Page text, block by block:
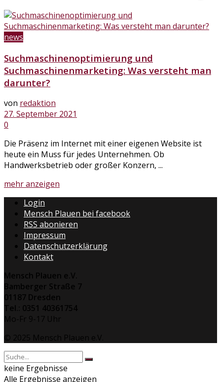
news
Suchmaschinenoptimierung und
Suchmaschinenmarketing: Was versteht man
darunter?
von redaktion
27. September 2021
0
Die Präsenz im Internet mit einer eigenen Website ist
heute ein Muss für jedes Unternehmen. Ob
Handwerksbetrieb oder großer Konzern, ...
mehr anzeigen
Login
Mensch Plauen bei facebook
RSS abonieren
Impressum
Datenschutzerklärung
Kontakt
Mensch Plauen e.V.
Bamberger Straße 7
01187 Dresden
Tel.: 0351 40361754
Mo-Fr 9-17 Uhr
© 2025 Mensch Plauen e.V.
keine Ergebnisse
Alle Ergebnisse anzeigen